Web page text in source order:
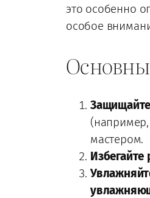
это особенно
особое
мастером.
Избегайте